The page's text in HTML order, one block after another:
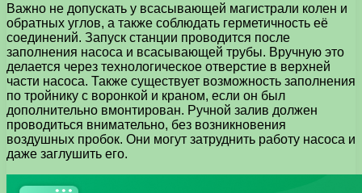
Важно не допускать у всасывающей магистрали колен и
обратных углов, а также соблюдать герметичность её
соединений. Запуск станции проводится после
заполнения насоса и всасывающей трубы. Вручную это
делается через технологическое отверстие в верхней
части насоса. Также существует возможность заполнения
по тройнику с воронкой и краном, если он был
дополнительно вмонтирован. Ручной залив должен
проводиться внимательно, без возникновения
воздушных пробок. Они могут затруднить работу насоса и
даже заглушить его.